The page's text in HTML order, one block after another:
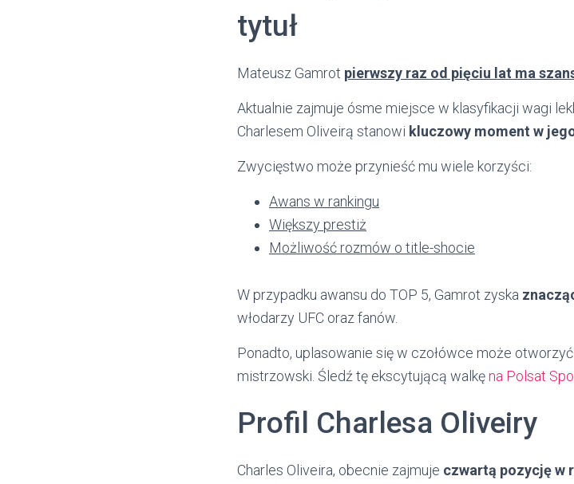
tytuł
Mateusz Gamrot pierwszy raz od pięciu lat ma
Aktualnie zajmuje ósme miejsce w klasyfikacji wagi
Charlesem Oliveirą stanowi kluczowy moment w
Zwycięstwo może przynieść mu wiele korzyści:
Awans w rankingu
Większy prestiż
Możliwość rozmów o title-shocie
W przypadku awansu do TOP 5, Gamrot zyska
włodarzy UFC oraz fanów.
Ponadto, uplasowanie się w czołówce może
mistrzowski. Śledź tę ekscytującą walkęna Polsat
Profil Charlesa Oliveiry
Charles Oliveira, obecnie zajmuje czwartą pozycję w